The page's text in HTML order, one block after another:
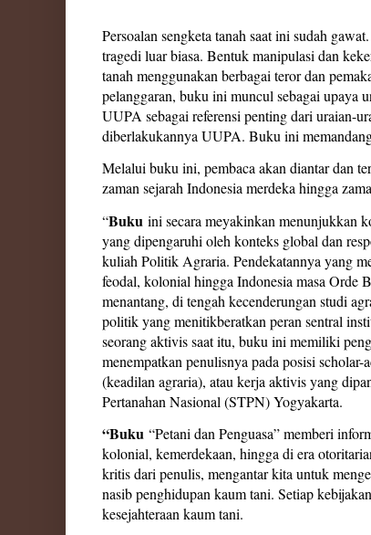
Persoalan sengketa tanah saat ini sudah
tragedi luar biasa. Bentuk manipulasi dan
tanah menggunakan berbagai teror dan
pelanggaran, buku ini muncul sebagai upaya
UUPA sebagai referensi penting dari uraian-
diberlakukannya UUPA. Buku ini
Melalui buku ini, pembaca akan diantar dan
zaman sejarah Indonesia merdeka hingga
“Buku ini secara meyakinkan menunjukkan
yang dipengaruhi oleh konteks global dan
kuliah Politik Agraria. Pendekatannya yang
feodal, kolonial hingga Indonesia masa Orde
menantang, di tengah kecenderungan studi
politik yang menitikberatkan peran sentral
seorang aktivis saat itu, buku ini memiliki
menempatkan penulisnya pada posisi
(keadilan agraria), atau kerja aktivis yang
Pertanahan Nasional (STPN) Yogyakarta.
“Buku “Petani dan Penguasa” memberi
kolonial, kemerdekaan, hingga di era
kritis dari penulis, mengantar kita untuk
nasib penghidupan kaum tani. Setiap
kesejahteraan kaum tani.